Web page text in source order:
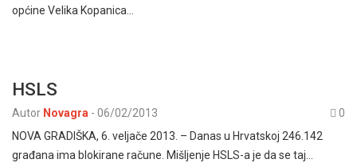
općine Velika Kopanica…
HSLS
Autor Novagra - 06/02/2013
0
NOVA GRADIŠKA, 6. veljače 2013. – Danas u Hrvatskoj 246.142
građana ima blokirane račune. Mišljenje HSLS-a je da se taj…